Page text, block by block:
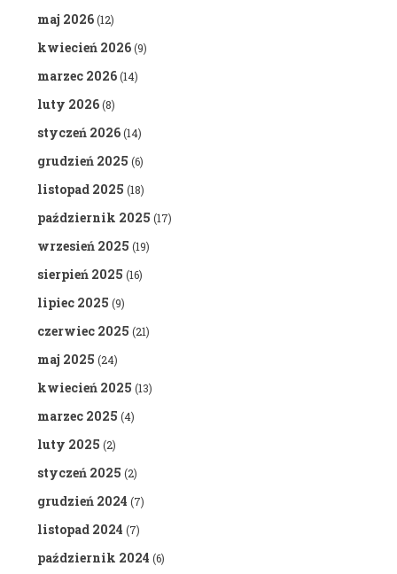
maj 2026(12)
kwiecień 2026(9)
marzec 2026(14)
luty 2026(8)
styczeń 2026(14)
grudzień 2025 (6)
listopad 2025 (18)
październik 2025 (17)
wrzesień 2025 (19)
sierpień 2025 (16)
lipiec 2025 (9)
czerwiec 2025 (21)
maj 2025 (24)
kwiecień 2025 (13)
marzec 2025 (4)
luty 2025 (2)
styczeń 2025 (2)
grudzień 2024 (7)
listopad 2024 (7)
październik 2024 (6)